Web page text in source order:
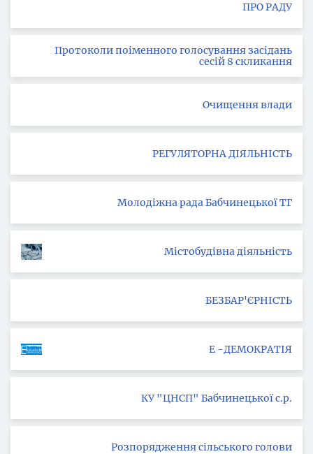
ПРО РАДУ
Протоколи поіменного голосування засідань
сесій 8 скликання
Очищення влади
РЕГУЛЯТОРНА ДІЯЛЬНІСТЬ
Молодіжна рада Бабчинецької ТГ
Містобудівна діяльність
БЕЗБАР'ЄРНІСТЬ
Е -ДЕМОКРАТІЯ
КУ "ЦНСП" Бабчинецької с.р.
Розпорядження сільського голови